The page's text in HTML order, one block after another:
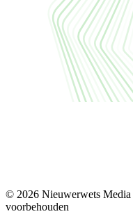
© 2026 Nieuwerwets
voorbehouden